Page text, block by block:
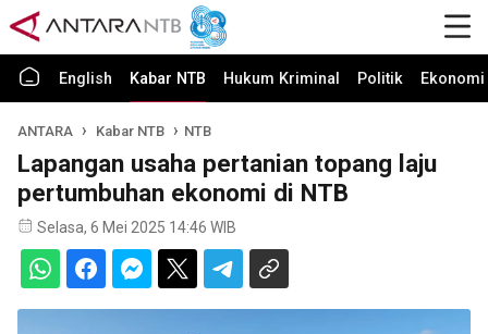
English Kabar NTB Hukum Kriminal Politik
ANTARA Kabar NTB NTB
Lapangan usaha pertanian topang laju
pertumbuhan ekonomi di NTB
Selasa, 6 Mei 2025 14:46 WIB